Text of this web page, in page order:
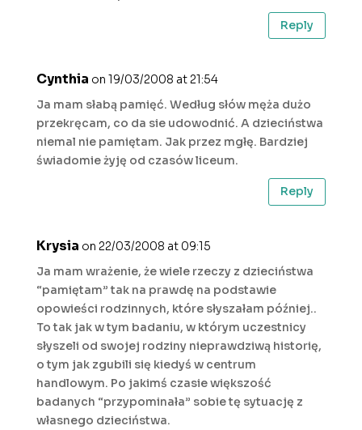
Reply
Cynthia on 19/03/2008 at 21:54
Ja mam słabą pamięć. Według słów męża dużo
przekręcam, co da sie udowodnić. A dzieciństwa
niemal nie pamiętam. Jak przez mgłę. Bardziej
świadomie żyję od czasów liceum.
Reply
Krysia on 22/03/2008 at 09:15
Ja mam wrażenie, że wiele rzeczy z dzieciństwa
“pamiętam” tak na prawdę na podstawie
opowieści rodzinnych, które słyszałam później..
To tak jak w tym badaniu, w którym uczestnicy
słyszeli od swojej rodziny nieprawdziwą historię,
o tym jak zgubili się kiedyś w centrum
handlowym. Po jakimś czasie większość
badanych “przypominała” sobie tę sytuację z
własnego dzieciństwa.